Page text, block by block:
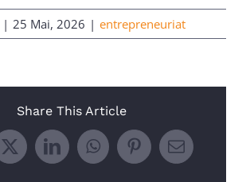
| 25 Mai, 2026 | entrepreneuriat
Share This Article
X LinkedInWhatsApp
PinterestEmail